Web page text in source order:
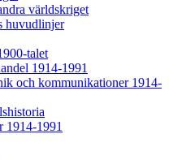
världskriget
huvudlinjer
talet
1914-1991
och kommunikationer 1914-
1914-1991